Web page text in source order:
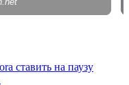
ставить на паузу